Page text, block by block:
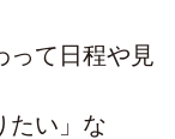
って日程や見
たい」な